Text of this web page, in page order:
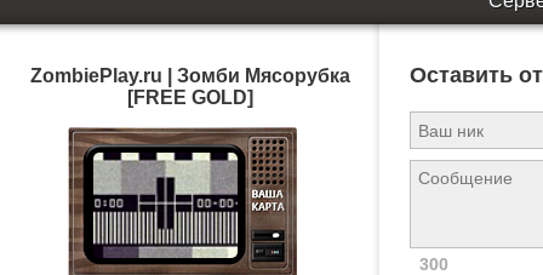
ZombiePlay.ru | Зoмби Mяcopyбкa
[FREE GOLD]
Оставить
300